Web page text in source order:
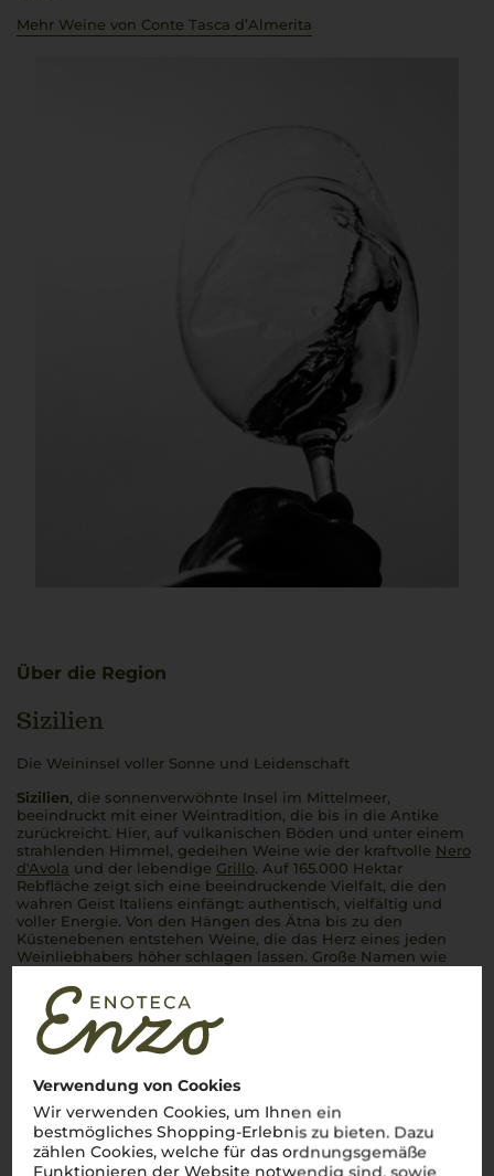
Verwendung von Cookies
Wir verwenden Cookies, um Ihnen ein
bestmögliches Shopping-Erlebnis zu bieten. Dazu
zählen Cookies, welche für das ordnungsgemäße
Mehr Weine von Conte Tasca d’Almerita
Über die Region
Sizilien
Die Weininsel voller Sonne und Leidenschaft
Sizilien, die sonnenverwöhnte Insel im Mittelmeer,
beeindruckt mit einer Weintradition, die bis in die Antike
zurückreicht. Hier, auf vulkanischen Böden und unter einem
strahlenden Himmel, gedeihen Weine wie der kraftvolle Nero
d'Avola und der lebendige Grillo. Auf 165.000 Hektar
Rebfläche zeigt sich eine beeindruckende Vielfalt, die den
wahren Geist Italiens einfängt: authentisch, vielfältig und
voller Energie. Von den Hängen des Ätna bis zu den
Küstenebenen entstehen Weine, die das Herz eines jeden
Weinliebhabers höher schlagen lassen. Große Namen wie
herausragende Qualität
Insel ist wie ein kurzer Ausflug nach Italien – voller
Geschmack, Leidenschaft und Lebensfreude. Salute!
Mehr Weine aus Sizilien